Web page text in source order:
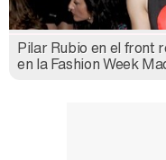
Pilar Rubio en el front
en la Fashion Week